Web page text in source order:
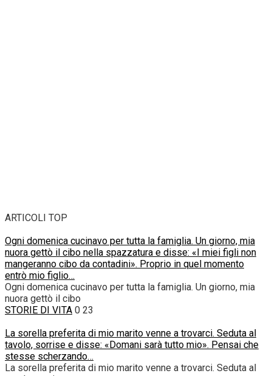
ARTICOLI TOP
Ogni domenica cucinavo per tutta la famiglia. Un giorno, mia
nuora gettò il cibo nella spazzatura e disse: «I miei figli non
mangeranno cibo da contadini». Proprio in quel momento
entrò mio figlio…
Ogni domenica cucinavo per tutta la famiglia. Un giorno, mia
nuora gettò il cibo
STORIE DI VITA 0 23
La sorella preferita di mio marito venne a trovarci. Seduta al
tavolo, sorrise e disse: «Domani sarà tutto mio». Pensai che
stesse scherzando…
La sorella preferita di mio marito venne a trovarci. Seduta al